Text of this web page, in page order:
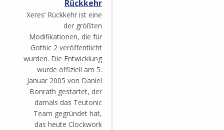
Rückkehr
Xeres‘ Rückkehr ist eine
der größten
Modifikationen, die für
Gothic 2 veröffentlicht
wurden. Die Entwicklung
wurde offiziell am 5.
Januar 2005 von Daniel
Bonrath gestartet, der
damals das Teutonic
Team gegründet hat,
das heute Clockwork